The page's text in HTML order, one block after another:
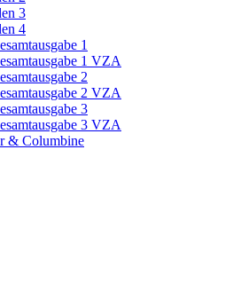
3
4
1
1 VZA
2
2 VZA
3
3 VZA
& Columbine